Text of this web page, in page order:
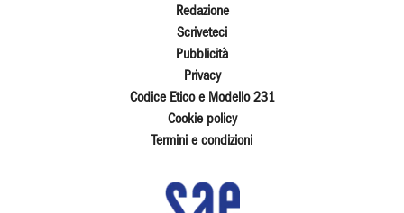
Redazione
Scriveteci
Pubblicità
Privacy
Codice Etico e Modello 231
Cookie policy
Termini e condizioni